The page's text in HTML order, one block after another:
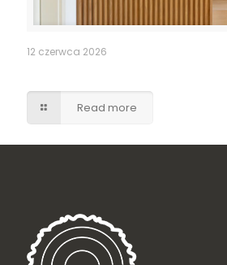
12 czerwca 2026
Read more